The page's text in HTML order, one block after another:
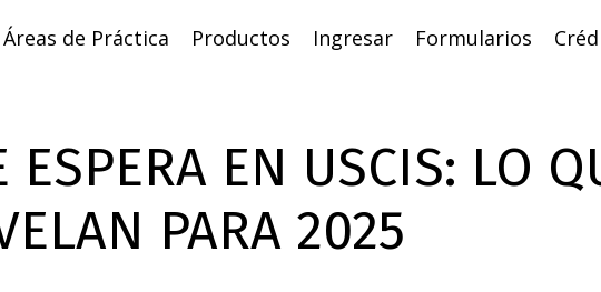
Áreas de Práctica Productos Ingresar Formularios
EN USCIS: LO
PARA 2025